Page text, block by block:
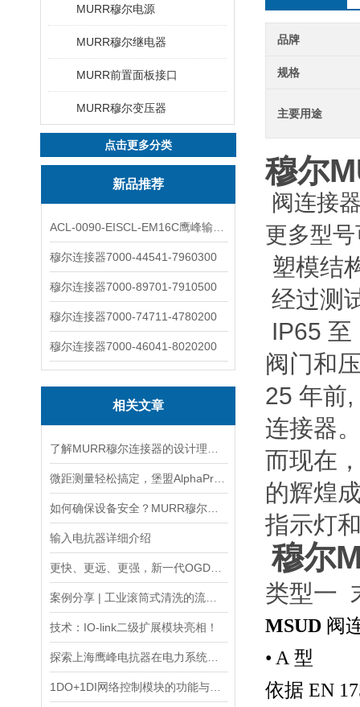
MURR穆尔电源
MURR穆尔继电器
MURR前置面板接口
MURR穆尔变压器
点击更多分类
新品推荐
穆尔连接器7000-44541-7960300
穆尔连接器7000-89701-7910500
穆尔连接器7000-74711-4780200
穆尔连接器7000-46041-8020200
相关文章
输入电抗器详细介绍
技术：IO-link二级扩展模块亮相！
品牌
规格
主要用途
穆尔
阀连接
更多型
 塑模
 经过
 IP65
阀门和
25 年前
连接器
而现在
的辉煌
指示灯
穆尔
类型一
MSUD 阀
• A 型
依据 EN